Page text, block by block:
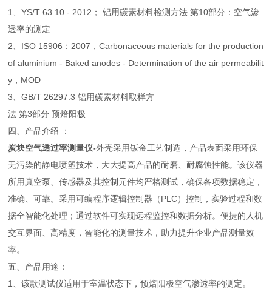
1、YS/T 63.10 - 2012； 铝用碳素材料检测方法 第10部分：空气渗
透率的测定
2、ISO 15906：2007，Carbonaceous materials for the production
of aluminium - Baked anodes - Determination of the air permeabilit
y，MOD
3、GB/T 26297.3 铝用碳素材料取样方
法 第3部分 预焙阳极
四、产品介绍 ：
炭块空气透过率测量仪-外壳采用钣金工艺制造，产品表面采用环保
无污染的静电喷塑技术，大大提高产品的耐磨、耐腐蚀性能。该仪器
所用真空泵、传感器及其控制元件均严格测试，确保各项数据稳定，
准确、可靠。采用可编程序逻辑控制器（PLC）控制，实验过程和数
据全智能化处理；通过软件可实现远程监控和数据分析。便捷的人机
交互界面、高精度，智能化的测量技术，助力提升企业产品测量效
率。
五、产品用途：
1、该款测试仪适用于室温状态下，预焙阳极空气渗透率的测定。